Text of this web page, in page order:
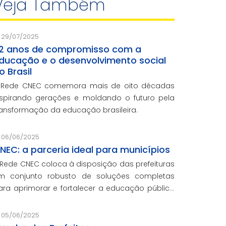
Também
29/07/2025
anos de compromisso com a
e o desenvolvimento social
Brasil
CNEC comemora mais de oito décadas
gerações e moldando o futuro pela
da educação brasileira.
06/06/2025
a parceria ideal para municípios
CNEC coloca à disposição das prefeituras
conjunto robusto de soluções completas
aprimorar e fortalecer a educação pública
para os municípios que não
05/06/2025